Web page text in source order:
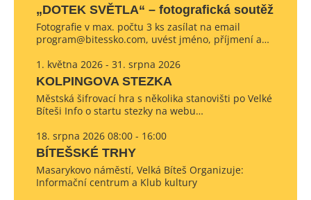
„DOTEK SVĚTLA“ – fotografická soutěž
Fotografie v max. počtu 3 ks zasílat na email
program@bitessko.com, uvést jméno, příjmení a…
1. května 2026 - 31. srpna 2026
KOLPINGOVA STEZKA
Městská šifrovací hra s několika stanovišti po Velké
Bíteši Info o startu stezky na webu…
18. srpna 2026 08:00 - 16:00
BÍTEŠSKÉ TRHY
Masarykovo náměstí, Velká Bíteš Organizuje:
Informační centrum a Klub kultury